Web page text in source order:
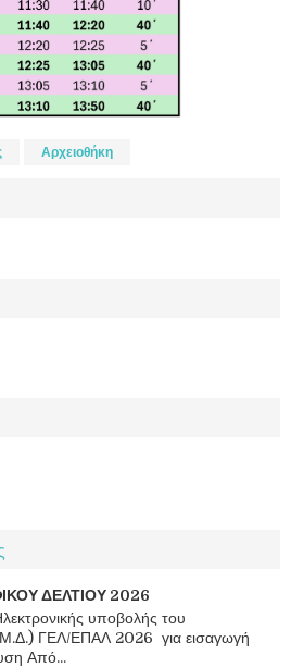
Αρχειοθήκη
ΔΕΛΤΙΟΥ 2026
υποβολής του
ΓΕΛ/ΕΠΑΛ 2026 για εισαγωγή
Από...